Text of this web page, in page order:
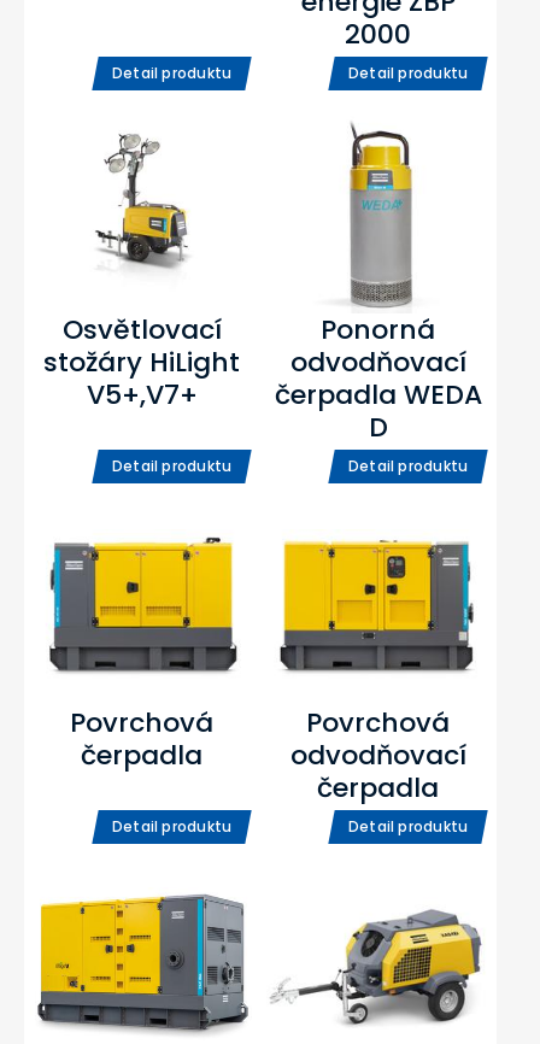
Detail produktu
2000
Detail produktu
Osvětlovací
stožáry HiLight
V5+,V7+
Detail produktu
Ponorná
odvodňovací
čerpadla WEDA
D
Detail produktu
Povrchová
čerpadla
Detail produktu
Povrchová
odvodňovací
čerpadla
Detail produktu